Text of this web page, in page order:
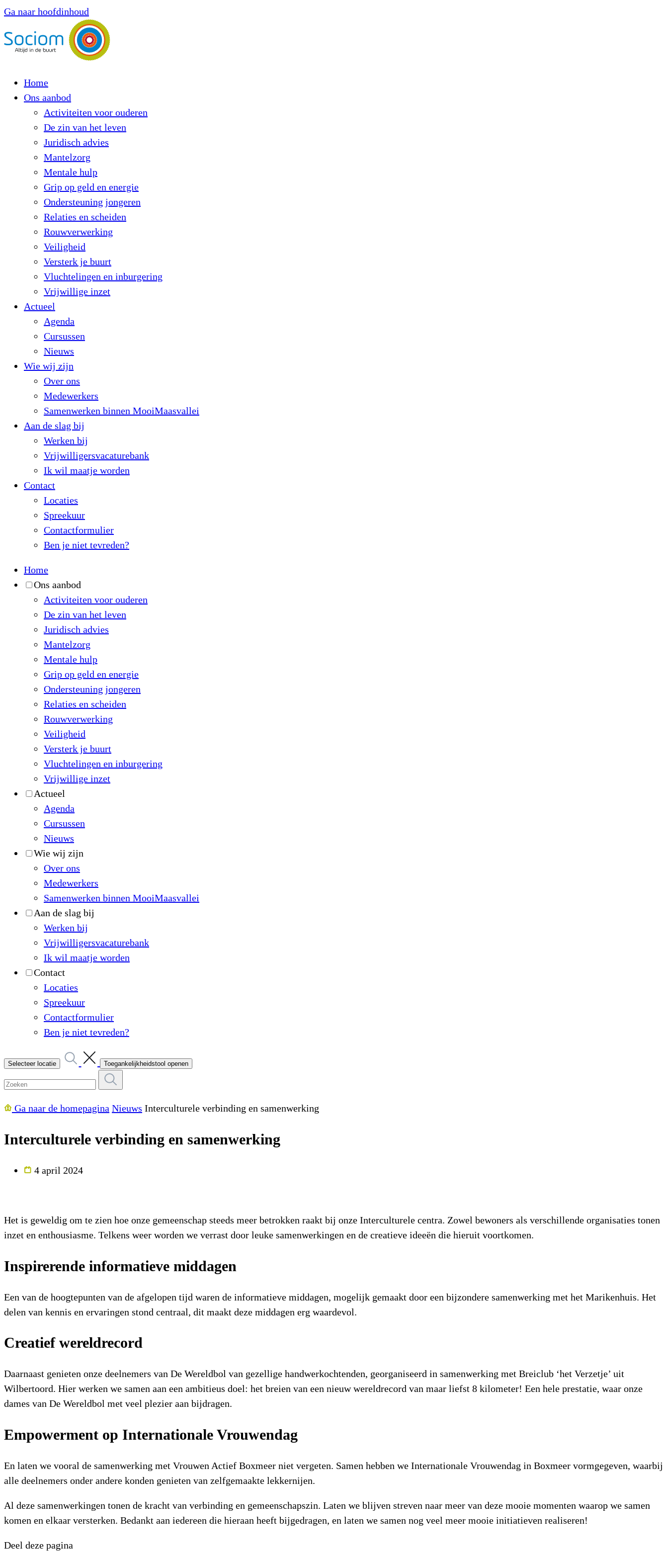
Ga naar hoofdinhoud
Home
Ons aanbod
Activiteiten voor ouderen
De zin van het leven
Juridisch advies
Mantelzorg
Mentale hulp
Grip op geld en energie
Ondersteuning jongeren
Relaties en scheiden
Rouwverwerking
Veiligheid
Versterk je buurt
Vluchtelingen en inburgering
Vrijwillige inzet
Actueel
Agenda
Cursussen
Nieuws
Wie wij zijn
Over ons
Medewerkers
Samenwerken binnen MooiMaasvallei
Aan de slag bij
Werken bij
Vrijwilligersvacaturebank
Ik wil maatje worden
Contact
Locaties
Spreekuur
Contactformulier
Ben je niet tevreden?
Home
Ons aanbod
Activiteiten voor ouderen
De zin van het leven
Juridisch advies
Mantelzorg
Mentale hulp
Grip op geld en energie
Ondersteuning jongeren
Relaties en scheiden
Rouwverwerking
Veiligheid
Versterk je buurt
Vluchtelingen en inburgering
Vrijwillige inzet
Actueel
Agenda
Cursussen
Nieuws
Wie wij zijn
Over ons
Medewerkers
Samenwerken binnen MooiMaasvallei
Aan de slag bij
Werken bij
Vrijwilligersvacaturebank
Ik wil maatje worden
Contact
Locaties
Spreekuur
Contactformulier
Ben je niet tevreden?
Selecteer locatie Toegankelijkheidstool openen
Ga naar de homepagina Nieuws Interculturele verbinding en samenwerking
Interculturele verbinding en samenwerking
4 april 2024
Het is geweldig om te zien hoe onze gemeenschap steeds meer betrokken raakt bij onze Interculturele centra. Zowel bewoners als verschillende organisaties tonen
inzet en enthousiasme. Telkens weer worden we verrast door leuke samenwerkingen en de creatieve ideeën die hieruit voortkomen.
Inspirerende informatieve middagen
Een van de hoogtepunten van de afgelopen tijd waren de informatieve middagen, mogelijk gemaakt door een bijzondere samenwerking met het Marikenhuis. Het
delen van kennis en ervaringen stond centraal, dit maakt deze middagen erg waardevol.
Creatief wereldrecord
Daarnaast genieten onze deelnemers van De Wereldbol van gezellige handwerkochtenden, georganiseerd in samenwerking met Breiclub ‘het Verzetje’ uit
Wilbertoord. Hier werken we samen aan een ambitieus doel: het breien van een nieuw wereldrecord van maar liefst 8 kilometer! Een hele prestatie, waar onze
dames van De Wereldbol met veel plezier aan bijdragen.
Empowerment op Internationale Vrouwendag
En laten we vooral de samenwerking met Vrouwen Actief Boxmeer niet vergeten. Samen hebben we Internationale Vrouwendag in Boxmeer vormgegeven, waarbij
alle deelnemers onder andere konden genieten van zelfgemaakte lekkernijen.
Al deze samenwerkingen tonen de kracht van verbinding en gemeenschapszin. Laten we blijven streven naar meer van deze mooie momenten waarop we samen
komen en elkaar versterken. Bedankt aan iedereen die hieraan heeft bijgedragen, en laten we samen nog veel meer mooie initiatieven realiseren!
Deel deze pagina